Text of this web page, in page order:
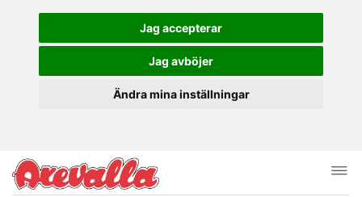
Jag accepterar
Jag avböjer
Ändra mina inställningar